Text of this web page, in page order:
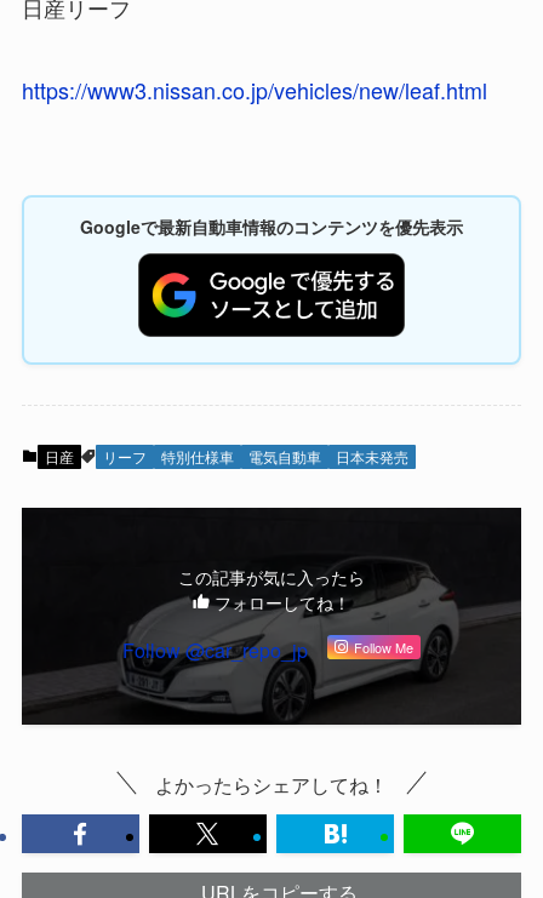
日産リーフ
https://www3.nissan.co.jp/vehicles/new/leaf.html
Googleで最新自動車情報のコンテンツを優先表示
日産 リーフ 特別仕様車 電気自動車 日本未発売
この記事が気に入ったら
フォローしてね！
Follow @car_repo_jp Follow Me
よかったらシェアしてね！